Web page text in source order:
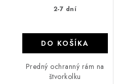
2-7 dní
DO KOŠÍKA
Predný ochranný rám na
štvorkolku